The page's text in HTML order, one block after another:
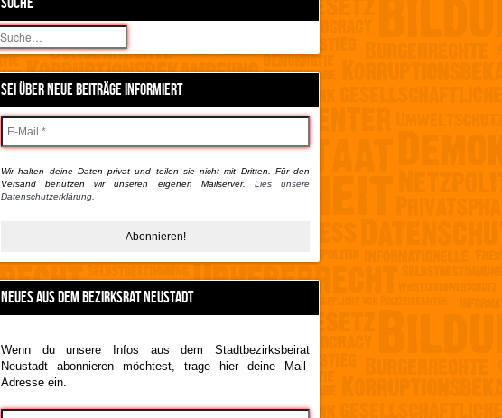
Suchen
SEI ÜBER NEUE BEITRÄGE INFORMIERT
Wir halten deine Daten privat und teilen sie nicht mit Dritten. Für den
Versand benutzen wir unseren eigenen Mailserver. Lies unsere
Datenschutzerklärung.
NEUES AUS DEM BEZIRKSRAT NEUSTADT
Wenn du unsere Infos aus dem Stadtbezirksbeirat
Neustadt abonnieren möchtest, trage hier deine Mail-
Adresse ein.